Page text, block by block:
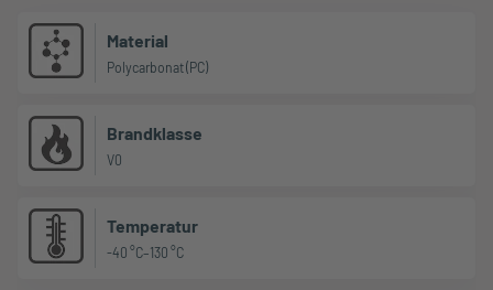
Material
Polycarbonat (PC)
Brandklasse
V0
Temperatur
-40 °C–130 °C